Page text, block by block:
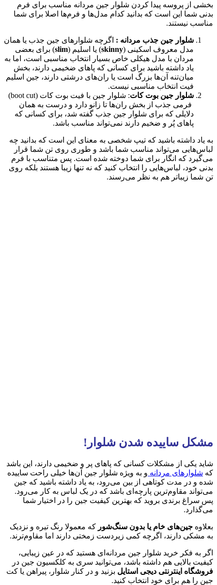
بخشی از پروسه پیدا کردن شلوار جین مردانه مناسب برای فرم
بدنی شما این است که بدانید کدام مدل‌ها و فرم‌ها اصلا برای شما
مناسب نیستند.
شلوار جین جذب مردانه : اگرچه شلوارهای جین جذب یا همان
مدل معروف اسکینی (skinny) یا اسلیم (slim) برای بعضی
مردان با مدل هیکلی خاص بسیار انتخاب مناسبی است، اما به
یاد داشته باشید برای کسانی که پاهای ضخیمی دارند، بخش
میان‌تنه آن‌ها بزرگ است یا ران‌های درشتی دارند، جین اسلیم
فیت انتخاب مناسبی نیست.
شلوار جین بوت کات
: شلوار جین با فیت بوت کات (boot cut)
فرمی جذب از بخش ران‌ها تا زانو دارد و درست به همان
دلایلی که برای شلوار جین جذب گفته شد، برای کسانی که
پاهای پُر و ضخیم دارند نمی‌تواند مناسب باشد.
به یاد داشته باشید که تیپ شخصی به معنای این است که بدانید چه
لباس‌هایی می‌تواند مناسب شما باشد و طوری روی تن شما قرار
می‌گیرد که انگار برای شما دوخته شده است. پس متناسب با فرم
بدنی خود، لباس‌هایی را انتخاب کنید که نه تنها زیبا هستند بلکه روی
تن شما زیباتر هم به نظر می‌رسند.
مشکل ساییده شدن شلوار!
شاید یکی از مشکلات کسانی که پاهای پر و ضخیمی دارند، این باشد
که شلوارهای مردانه و به ویژه شلوار جین آن‌ها خیلی راحت ساییده
شده و در مدت کوتاهی از بین می‌رود، به یاد داشته باشید که جین
می‌تواند مقاوم‌ترین پارچه‌ای باشد که در یک لباس به کار می‌رود.
پس سراغ برندی بروید که بهترین کیفیت جین را در اختیار شما
می‌گذارد.
بعلاوه جین‌های خام یا بدون سنگ‌شور که معمولا رنگ تیره و نزدیک
به مشکی دارند، اگرچه کمی زیردست زمختی دارند اما مقاوم‌ترند.
اگر به فکر خرید شلوار جین مردانه‌ای هستید که در عین زیبایی،
کیفیت بالایی هم داشته باشد، می‌توانید سری به کلکسیون جین در
فروشگاه اینترنتی دیجی استایل بزنید و در کنار شلوار، پیراهن یا کت
جین را هم برای خود انتخاب کنید.